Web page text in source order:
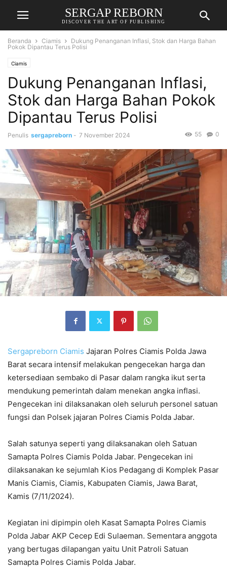
SERGAP REBORN
DISCOVER THE ART OF PUBLISHING
Beranda Ciamis
Dukung Penanganan Inflasi, Stok dan Harga Bahan
Pokok Dipantau Terus Polisi
Ciamis
Dukung Penanganan Inflasi,
Stok dan Harga Bahan Pokok
Dipantau Terus Polisi
Penulis sergapreborn - 7 November 2024 0
55
Sergapreborn Ciamis Jajaran Polres Ciamis Polda Jawa
Barat secara intensif melakukan pengecekan harga dan
ketersediaan sembako di Pasar dalam rangka ikut serta
mendukung pemerintah dalam menekan angka inflasi.
Pengecekan ini dilaksanakan oleh seluruh personel satuan
fungsi dan Polsek jajaran Polres Ciamis Polda Jabar.
Salah satunya seperti yang dilaksanakan oleh Satuan
Samapta Polres Ciamis Polda Jabar. Pengecekan ini
dilaksanakan ke sejumlah Kios Pedagang di Komplek Pasar
Manis Ciamis, Ciamis, Kabupaten Ciamis, Jawa Barat,
Kamis (7/11/2024).
Kegiatan ini dipimpin oleh Kasat Samapta Polres Ciamis
Polda Jabar AKP Cecep Edi Sulaeman. Sementara anggota
yang bertugas dilapangan yaitu Unit Patroli Satuan
Samapta Polres Ciamis Polda Jabar.